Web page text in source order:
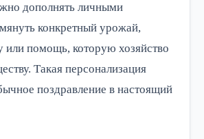
дополнять личными
конкретный урожай,
или помощь, которую хозяйство
Такая персонализация
поздравление в настоящий